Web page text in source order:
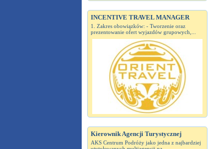
INCENTIVE TRAVEL MANAGER
1. Zakres obowiązków: - Tworzenie oraz
prezentowanie ofert wyjazdów grupowych,...
Kierownik Agencji Turystycznej
AKS Centrum Podróży jako jedna z najbardziej